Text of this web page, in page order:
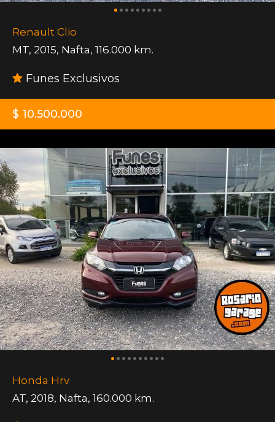
Renault Clio
MT, 2015, Nafta, 116.000 km.
Funes Exclusivos
$ 10.500.000
Honda Hrv
AT, 2018, Nafta, 160.000 km.